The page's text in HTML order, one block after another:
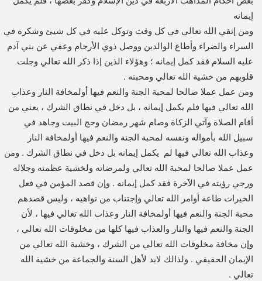
إيمانه
ومن إتقي الله تعالي في كل وقت وتوكل عليه في كل شيئ وشكره في
السراء والضراء وأطاع الوالدين ووصل ذوي الأرحام وعفي عن بني آدم
عليه السلام فقد كمل إيمانه ؛ وهؤلاء الذين إذا ذكر الله تعالي وجلت
قلوبهم من خشية الله تعالي ومحبته .
ومن عمل عملا صالحا لمحبة الجنة والنعم فيها أولمخافة النار وعذاب
الله تعالي فيها فلم يكمل إيمانه ، بل دخل في نطاق الشرك ، يعني من
أقام الصلاة وآتي الزكاة وصام شهر رمضان وحج البيت وجاهد في
سبيل الله بأمواله ونفسه لمحبة الجنة والنعم فيها أولمخافة النار
وعذاب الله تعالي فيها لم يكمل إيمانه بل دخل في نطاق الشرك . ومن
عمل عملا صالحا لمحبة الله تعالي ولمرضاته ولخشية عظمته وجلاله
ورجي رؤيته في الآخرة فقد كمل إيمانه . وإن قصد المؤمن في فعل
الخيرات طاعة أوامر الله تعالي وإجتناب من نواهيه ، وليس قصدهم
محبة الجنة والنعم فيها أولمخافة النار وعذاب الله تعالي فيها ، لأن
الجنة والنعم فيها والنار والعذاب فيها كلها من مخلوقات الله تعالي ،
وإن مخافة مخلوقات الله تعالي من الشرك ، وخشية الله تعالي من
الإيمان الحقيقي . ولذالك لابد لأهل السنة والجماعة من خشية الله
تعالي .